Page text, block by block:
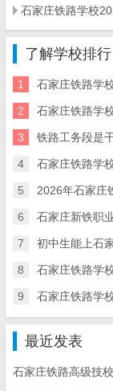
石家庄铁路学校
了解学校排行
1 石家庄铁路学
2 石家庄铁路学
3 铁路工务段是
4 石家庄铁路学
5 2026年石家庄
6 石家庄新铁职
7 初中生能上石
8 石家庄铁路学
9 石家庄铁路学
最近发表
石家庄铁路高级技